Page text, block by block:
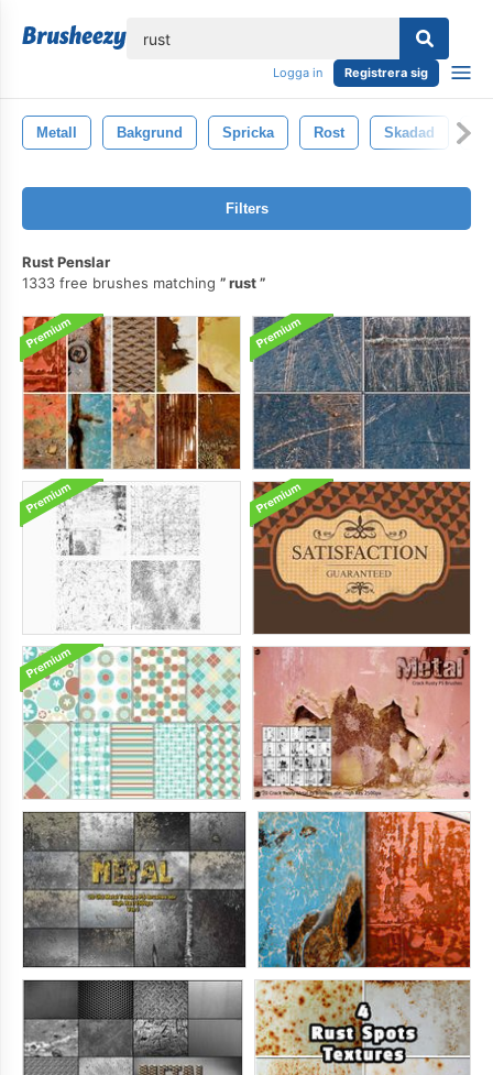
Logga in Registrera sig
Metall Bakgrund Spricka Rost Skadad
Filters
Rust Penslar
1333 free brushes matching
rust